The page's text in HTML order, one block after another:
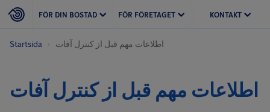
FÖR DIN BOSTAD FÖR FÖRETAGET KONTAKT
Startsida اطلاعات مهم قبل از کنترل آفات
اطلاعات مهم قبل از کنترل آفات